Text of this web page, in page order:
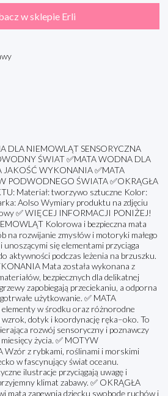
w sklepie Erli
DLA NIEMOWLĄT SENSORYCZNA
ŚWIAT ✅MATA WODNA DLA
WYKONANIA ✅MATA
PODWODNEGO ŚWIATA ✅OKRĄGŁA
Materiał: tworzywo sztuczne Kolor:
Aolso Wymiary produktu na zdjęciu
✅ WIĘCEJ INFORMACJI PONIŻEJ!
Kolorowa i bezpieczna mata
na rozwijanie zmysłów i motoryki małego
unoszącymi się elementami przyciąga
aktywności podczas leżenia na brzuszku.
Mata została wykonana z
bezpiecznych dla delikatnej
zapobiegają przeciekaniu, a odporna
użytkowanie. ✅ MATA
elementy w środku oraz różnorodne
dotyk i koordynację ręka–oko. To
rozwój sensoryczny i poznawczy
życia. ✅ MOTYW
z rybkami, roślinami i morskimi
w fascynujący świat oceanu.
ilustracje przyciągają uwagę i
klimat zabawy. ✅ OKRĄGŁA
mata zapewnia dziecku swobodę ruchów i